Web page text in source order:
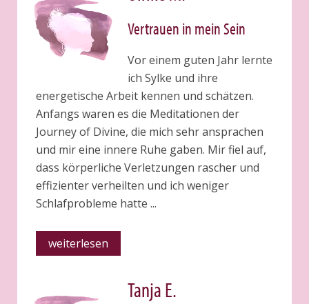
Vertrauen in mein Sein
Vor einem guten Jahr lernte
ich Sylke und ihre
energetische Arbeit kennen und schätzen.
Anfangs waren es die Meditationen der
Journey of Divine, die mich sehr ansprachen
und mir eine innere Ruhe gaben. Mir fiel auf,
dass körperliche Verletzungen rascher und
effizienter verheilten und ich weniger
Schlafprobleme hatte ...
weiterlesen
Tanja E.